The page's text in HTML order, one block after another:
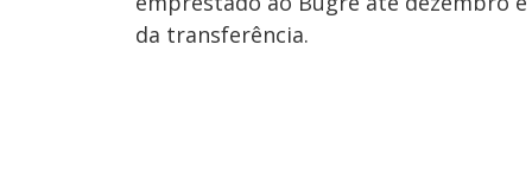
da transferência.